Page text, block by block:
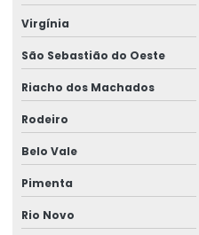
Virgínia
São Sebastião do Oeste
Riacho dos Machados
Rodeiro
Belo Vale
Pimenta
Rio Novo